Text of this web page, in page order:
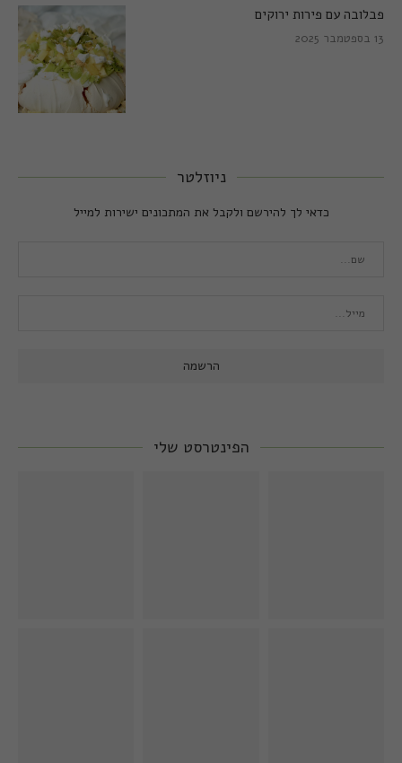
פבלובה עם פירות ירוקים
13 בספטמבר 2025
ניוזלטר
כדאי לך להירשם ולקבל את המתכונים ישירות למייל
הפינטרסט שלי